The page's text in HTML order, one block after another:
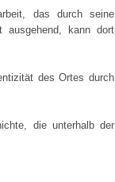
das durch seine
ausgehend, kann dort
des Ortes durch
die unterhalb der